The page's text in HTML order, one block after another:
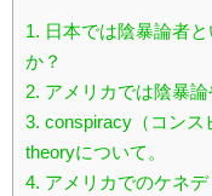
1. 日本では陰暴論者
か？
2. アメリカでは陰暴
3. conspiracy（コンス
theoryについて。
4. アメリカでのケネ